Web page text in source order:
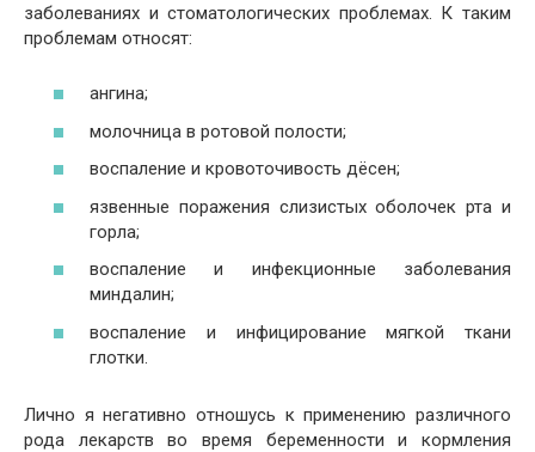
заболеваниях и стоматологических проблемах. К таким
проблемам относят:
ангина;
молочница в ротовой полости;
воспаление и кровоточивость дёсен;
язвенные поражения слизистых оболочек рта и
горла;
воспаление и инфекционные заболевания
миндалин;
воспаление и инфицирование мягкой ткани
глотки.
Лично я негативно отношусь к применению различного
рода лекарств во время беременности и кормления